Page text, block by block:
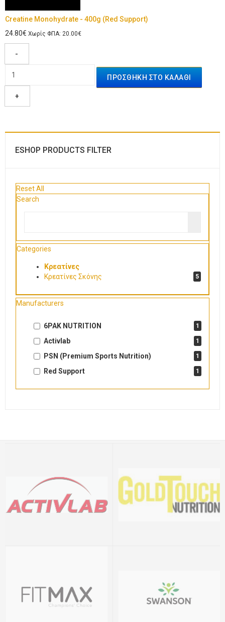
Creatine Monohydrate - 400g (Red Support)
24.80€ Χωρίς ΦΠΑ: 20.00€
-
+
ESHOP PRODUCTS FILTER
Reset All
Search
Categories
Κρεατίνες
Κρεατίνες Σκόνης
5
Manufacturers
6PAK NUTRITION 1
Activlab 1
PSN (Premium Sports Nutrition) 1
Red Support 1